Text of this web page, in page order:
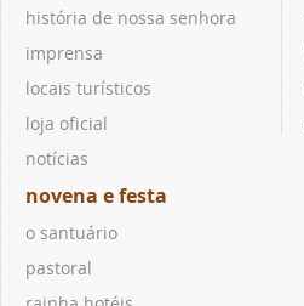
história de nossa senhora
imprensa
locais turísticos
loja oficial
notícias
novena e festa
o santuário
pastoral